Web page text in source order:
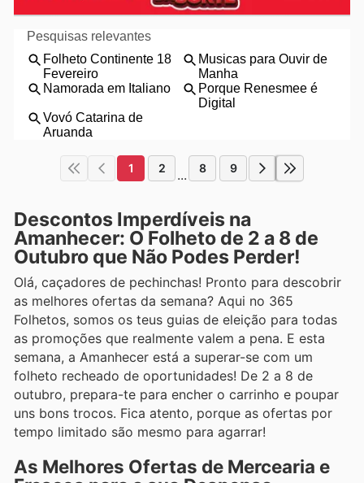
1 2 ... 8 9
Descontos Imperdíveis na
Amanhecer: O Folheto de 2 a 8 de
Outubro que Não Podes Perder!
Olá, caçadores de pechinchas! Pronto para descobrir
as melhores ofertas da semana? Aqui no 365
Folhetos, somos os teus guias de eleição para todas
as promoções que realmente valem a pena. E esta
semana, a Amanhecer está a superar-se com um
folheto recheado de oportunidades! De 2 a 8 de
outubro, prepara-te para encher o carrinho e poupar
uns bons trocos. Fica atento, porque as ofertas por
tempo limitado são mesmo para agarrar!
As Melhores Ofertas de Mercearia e